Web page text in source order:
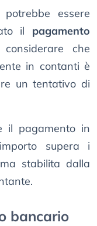
essere
il pagamento
che
in contanti è
un tentativo di
il pagamento in
supera i
stabilita dalla
bancario